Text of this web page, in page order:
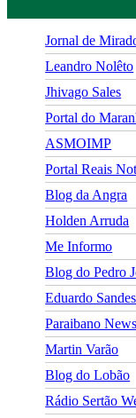
Jornal de
Leandro Nolêto
Jhivago Sales
Portal do
ASMOIMP
Portal Reais
Blog da Angra
Holden Arruda
Me Informo
Blog do Pedro
Eduardo Sandes
Paraibano News
Martin Varão
Blog do Lobão
Rádio Sertão